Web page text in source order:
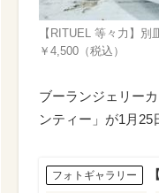
【RITUEL 等々力】
￥4,500（税込）
ブーランジェリー
ンティー」が1月25
フォトギャラリー